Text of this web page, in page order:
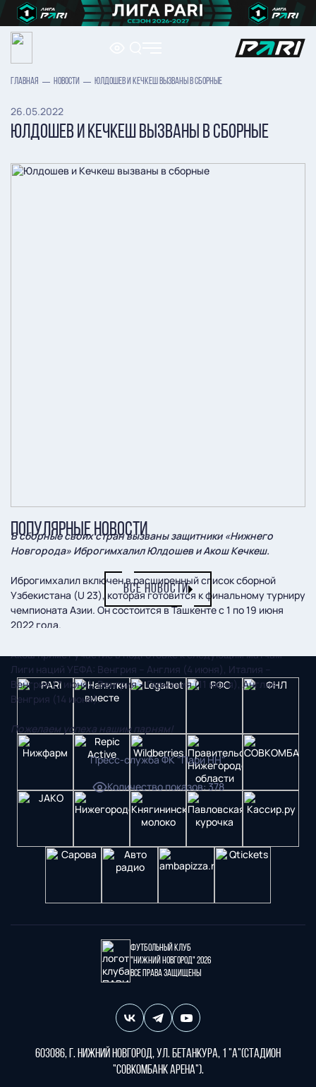
ГЛАВНАЯ НОВОСТИ ЮЛДОШЕВ И КЕЧКЕШ ВЫЗВАНЫ В СБОРНЫЕ
26.05.2022
ЮЛДОШЕВ И КЕЧКЕШ ВЫЗВАНЫ В СБОРНЫЕ
В сборные своих стран вызваны защитники «Нижнего
Новгорода» Иброгимхалил Юлдошев и Акош Кечкеш.
Иброгимхалил включен в расширенный список сборной
Узбекистана (U 23), которая готовится к финальному турниру
чемпионата Азии. Он состоится в Ташкенте с 1 по 19 июня
2022 года.
Акош примет участие в подготовке к следующим матчам
Лиги наций УЕФА: Венгрия – Англия (4 июня), Италия –
Венгрия (7 июня), Венгрия – Германия (11 июня), Англия –
Венгрия (14 июня).
Пожелаем успеха нашим парням!
Пресс-служба ФК "Пари НН"
Количество показов:378
ПОПУЛЯРНЫЕ НОВОСТИ
ВСЕ НОВОСТИ
Футбольный клуб
"Нижний Новгород" 2026
Все права защищены
603086, г. Нижний Новгород, ул. Бетанкура, 1 "А"(стадион
"СОВКОМБАНК АРЕНА").